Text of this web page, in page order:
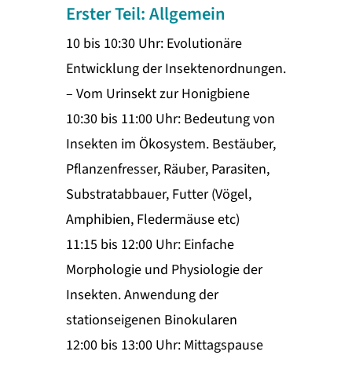
Erster Teil: Allgemein
10 bis 10:30 Uhr: Evolutionäre
Entwicklung der Insektenordnungen.
– Vom Urinsekt zur Honigbiene
10:30 bis 11:00 Uhr: Bedeutung von
Insekten im Ökosystem. Bestäuber,
Pflanzenfresser, Räuber, Parasiten,
Substratabbauer, Futter (Vögel,
Amphibien, Fledermäuse etc)
11:15 bis 12:00 Uhr: Einfache
Morphologie und Physiologie der
Insekten. Anwendung der
stationseigenen Binokularen
12:00 bis 13:00 Uhr: Mittagspause